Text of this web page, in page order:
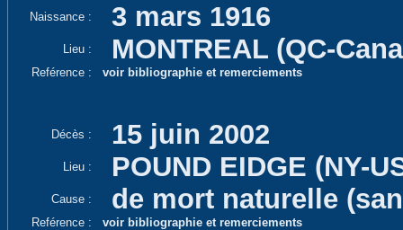
Naissance : 3 mars 1916
Lieu : MONTREAL (QC-
Reférence : voir bibliographie et remerciements
Décès : 15 juin 2002
Lieu : POUND EIDGE (NY-
Cause : de mort naturelle
Reférence : voir bibliographie et remerciements